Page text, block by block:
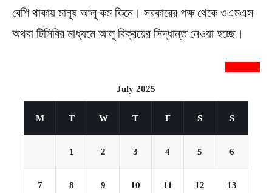
বেশি থাকায় মানুষ আলু কম কিনে। সরকারের পক্ষ থেকে ওএমএস
অথবা টিসিবির মাধ্যমে আলু বিক্রয়ের সিদ্ধান্ত নেওয়া হচ্ছে।
July 2025
M T W T F S S
1 2 3 4 5 6
7 8 9 10 11 12 13